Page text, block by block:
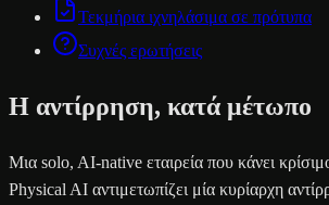
Τεκμήρια ιχνηλάσιμα σε πρότυπα
Συχνές ερωτήσεις
Η αντίρρηση, κατά μέτωπο
Μια solo, AI-native εταιρεία που κάνει
Physical AI αντιμετωπίζει μία κυρίαρχη